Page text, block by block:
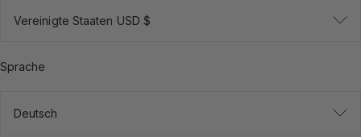
Vereinigte Staaten USD $
Sprache
Deutsch